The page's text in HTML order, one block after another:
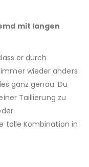
mit langen
er durch
wieder anders
ganz genau. Du
Taillierung zu
tolle Kombination in